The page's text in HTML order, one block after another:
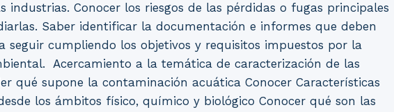
industrias. Conocer los riesgos de las pérdidas o fugas principales
Saber identificar la documentación e informes que deben
seguir cumpliendo los objetivos y requisitos impuestos por la
 Acercamiento a la temática de caracterización de las
qué supone la contaminación acuática Conocer Características
los ámbitos físico, químico y biológico Conocer qué son las